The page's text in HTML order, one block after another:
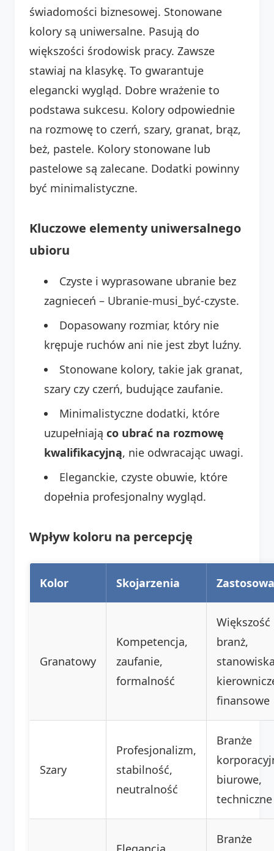
świadomości biznesowej. Stonowane
kolory są uniwersalne. Pasują do
większości środowisk pracy. Zawsze
stawiaj na klasykę. To gwarantuje
elegancki wygląd. Dobre wrażenie to
podstawa sukcesu. Kolory odpowiednie
na rozmowę to czerń, szary, granat, brąz,
beż, pastele. Kolory stonowane lub
pastelowe są zalecane. Dodatki powinny
być minimalistyczne.
Kluczowe elementy uniwersalnego
ubioru
Czyste i wyprasowane ubranie bez
zagnieceń – Ubranie-musi_być-czyste.
Dopasowany rozmiar, który nie
krępuje ruchów ani nie jest zbyt luźny.
Stonowane kolory, takie jak granat,
szary czy czerń, budujące zaufanie.
Minimalistyczne dodatki, które
uzupełniają co ubrać na rozmowę
kwalifikacyjną, nie odwracając uwagi.
Eleganckie, czyste obuwie, które
dopełnia profesjonalny wygląd.
Wpływ koloru na percepcję
Kolor Skojarzenia
Granatowy
Kompetencja,
zaufanie,
formalność
Większość
branż,
finansowe
Szary
Profesjonalizm,
stabilność,
neutralność
Branże
biurowe,
techniczne
Branże